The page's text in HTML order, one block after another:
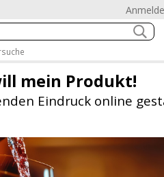
mein Produkt!
Eindruck online